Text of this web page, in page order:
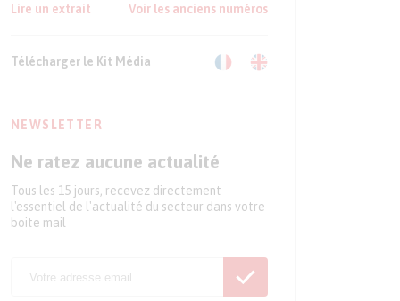
Lire un extrait Voir les anciens numéros
Télécharger le Kit Média
NEWSLETTER
Ne ratez aucune actualité
Tous les 15 jours, recevez directement
l'essentiel de l'actualité du secteur dans votre
boite mail